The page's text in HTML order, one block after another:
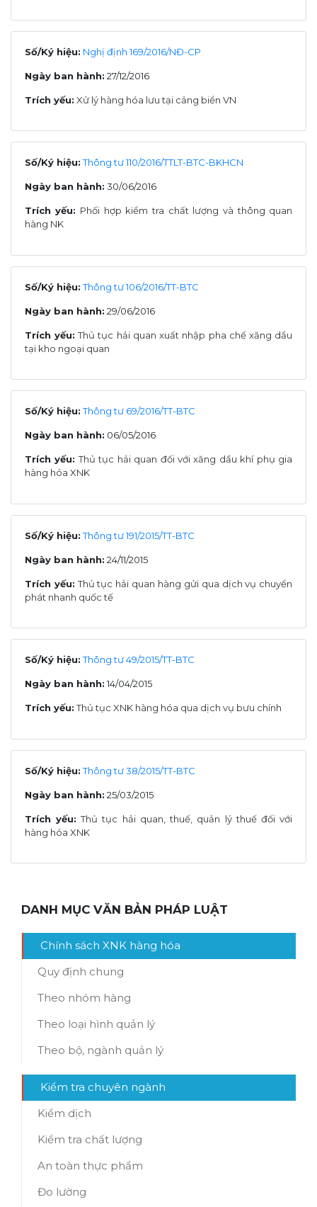
Số/Ký hiệu: Nghị định 169/2016/NĐ-CP
Ngày ban hành: 27/12/2016
Trích yếu: Xử lý hàng hóa lưu tại cảng biển VN
Số/Ký hiệu: Thông tư 110/2016/TTLT-BTC-BKHCN
Ngày ban hành: 30/06/2016
Trích yếu: Phối hợp kiểm tra chất lượng và thông quan
hàng NK
Số/Ký hiệu: Thông tư 106/2016/TT-BTC
Ngày ban hành: 29/06/2016
Trích yếu: Thủ tục hải quan xuất nhập pha chế xăng dầu
tại kho ngoại quan
Số/Ký hiệu: Thông tư 69/2016/TT-BTC
Ngày ban hành: 06/05/2016
Trích yếu: Thủ tục hải quan đối với xăng dầu khí phụ gia
hàng hóa XNK
Số/Ký hiệu: Thông tư 191/2015/TT-BTC
Ngày ban hành: 24/11/2015
Trích yếu: Thủ tục hải quan hàng gửi qua dịch vụ chuyển
phát nhanh quốc tế
Số/Ký hiệu: Thông tư 49/2015/TT-BTC
Ngày ban hành: 14/04/2015
Trích yếu: Thủ tục XNK hàng hóa qua dịch vụ bưu chính
Số/Ký hiệu: Thông tư 38/2015/TT-BTC
Ngày ban hành: 25/03/2015
Trích yếu: Thủ tục hải quan, thuế, quản lý thuế đối với
hàng hóa XNK
DANH MỤC VĂN BẢN PHÁP LUẬT
Chính sách XNK hàng hóa
Quy định chung
Theo nhóm hàng
Theo loại hình quản lý
Theo bộ, ngành quản lý
Kiểm tra chuyên ngành
Kiểm dịch
Kiểm tra chất lượng
An toàn thực phẩm
Đo lường